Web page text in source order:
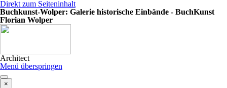
Direkt zum Seiteninhalt
Buchkunst-Wolper: Galerie historische Einbände - BuchKunst
Florian Wolper
Architect
Menü überspringen
×